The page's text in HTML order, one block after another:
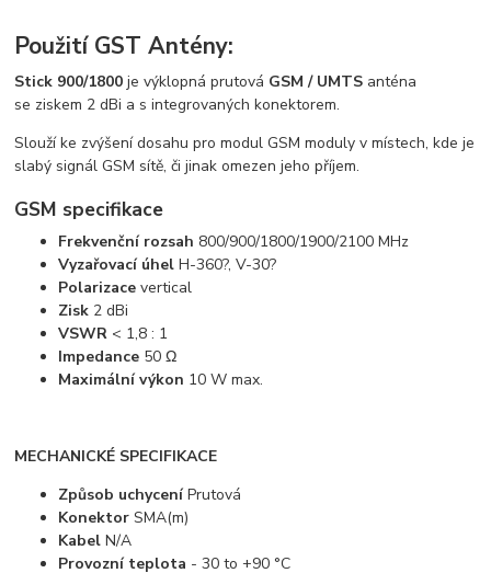
Použití GST Antény:
Stick 900/1800je výklopná prutová GSM / UMTS anténa
se ziskem 2 dBi a s integrovaných konektorem.
Slouží ke zvýšení dosahu pro modul GSM moduly v místech, kde je
slabý signál GSM sítě, či jinak omezen jeho příjem.
GSM specifikace
Frekvenční rozsah 800/900/1800/1900/2100 MHz
Vyzařovací úhelH-360?, V-30?
Polarizace vertical
Zisk 2 dBi
VSWR < 1,8 : 1
Impedance 50 Ω
Maximální výkon 10 W max.
MECHANICKÉ SPECIFIKACE
Způsob uchyceníPrutová
Konektor SMA(m)
Kabel N/A
Provozní teplota - 30 to +90 °C